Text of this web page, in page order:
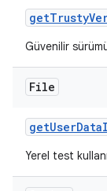
getTrusty
Güvenilir
File
getUserData
Yerel test